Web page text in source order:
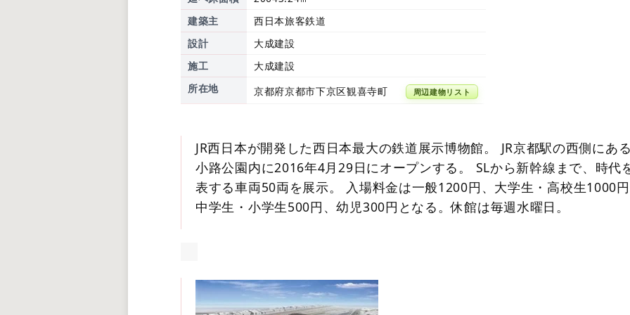
建築主
西日本旅客鉄道
設計
大成建設
施工
大成建設
所在地
京都府京都市下京区観喜寺町 周辺建物リスト
JR西日本が開発した西日本最大の鉄道展示博物館。 JR京都駅の西側にあ
小路公園内に2016年4月29日にオープンする。 SLから新幹線まで、時代
表する車両50両を展示。 入場料金は一般1200円、大学生・高校生1000円
中学生・小学生500円、幼児300円となる。休館は毎週水曜日。